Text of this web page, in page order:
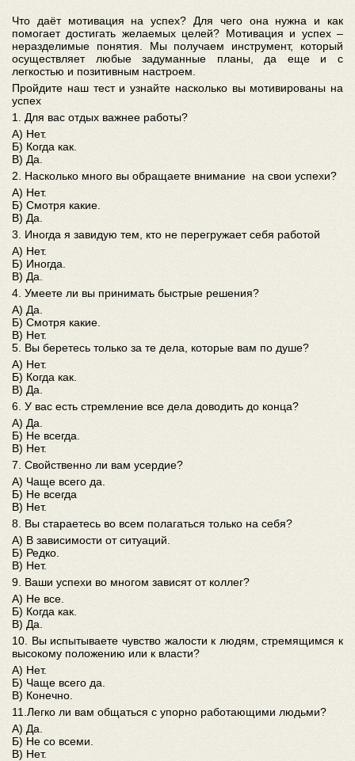
Что даёт мотивация на успех? Для чего она нужна и как
помогает достигать желаемых целей? Мотивация и успех –
неразделимые понятия. Мы получаем инструмент, который
осуществляет любые задуманные планы, да еще и с
легкостью и позитивным настроем.
Пройдите наш тест и узнайте насколько вы мотивированы на
успех
1. Для вас отдых важнее работы?
А) Нет.
Б) Когда как.
В) Да.
2. Насколько много вы обращаете внимание на свои успехи?
А) Нет.
Б) Смотря какие.
В) Да.
3. Иногда я завидую тем, кто не перегружает себя работой
А) Нет.
Б) Иногда.
В) Да.
4. Умеете ли вы принимать быстрые решения?
А) Да.
Б) Смотря какие.
В) Нет.
5. Вы беретесь только за те дела, которые вам по душе?
А) Нет.
Б) Когда как.
В) Да.
6. У вас есть стремление все дела доводить до конца?
А) Да.
Б) Не всегда.
В) Нет.
7. Свойственно ли вам усердие?
А) Чаще всего да.
Б) Не всегда
В) Нет.
8. Вы стараетесь во всем полагаться только на себя?
А) В зависимости от ситуаций.
Б) Редко.
В) Нет.
9. Ваши успехи во многом зависят от коллег?
А) Не все.
Б) Когда как.
В) Да.
10. Вы испытываете чувство жалости к людям, стремящимся к
высокому положению или к власти?
А) Нет.
Б) Чаще всего да.
В) Конечно.
11.Легко ли вам общаться с упорно работающими людьми?
А) Да.
Б) Не со всеми.
В) Нет.